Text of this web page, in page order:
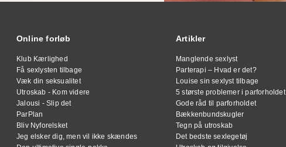
Online forløb
Klub Kærlighed
Få sexlysten tilbage
Væk din seksualitet
Utroskab - Kom videre
Jalousi - Slip det
ParPlan
Bliv Nyforelsket
Jeg elsker dig, men vil ikke skændes
Artikler
Manglende sexlyst
Parterapi – Hvad er det?
Louise sin sexlyst tilbage
5 største problemer i parforholdet
Gode råd til parforholdet
Bækkenbundskugler
Tegn på utroskab
Det bedste sexlegetøj